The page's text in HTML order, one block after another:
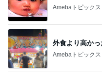
Amebaトピックス
外食より高か
Amebaトピックス